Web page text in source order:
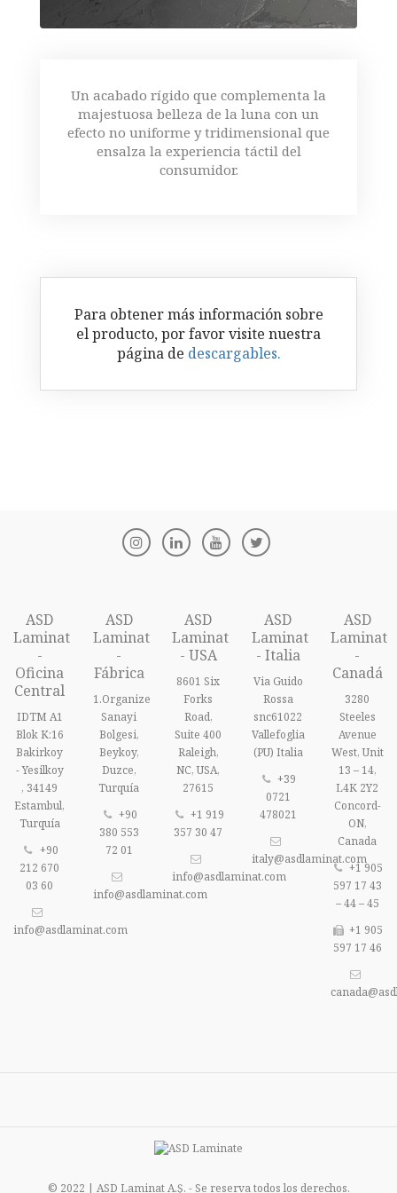
Un acabado rígido que complementa la
majestuosa belleza de la luna con un
efecto no uniforme y tridimensional que
ensalza la experiencia táctil del
consumidor.
Para obtener más información sobre
el producto, por favor visite nuestra
página de descargables.
ASD
Laminat
-
Oficina
Central
IDTM A1
Blok K:16
Bakirkoy
- Yesilkoy
, 34149
Estambul,
Turquía
+90
212 670
03 60
info@asdlaminat.com
ASD
Laminat
-
Fábrica
1.Organize
Sanayi
Bolgesi,
Beykoy,
Duzce,
Turquía
+90
380 553
72 01
info@asdlaminat.com
ASD
Laminat
- USA
8601 Six
Forks
Road,
Suite 400
Raleigh,
NC, USA,
27615
+1 919
357 30 47
info@asdlaminat.com
ASD
Laminat
- Italia
Via Guido
Rossa
snc61022
Vallefoglia
(PU) Italia
+39
0721
478021
italy@asdlaminat.com
ASD
Laminat
-
Canadá
3280
Steeles
Avenue
West, Unit
13 – 14,
L4K 2Y2
Concord-
ON,
Canada
+1 905
597 17 43
– 44 – 45
+1 905
597 17 46
© 2022 | ASD Laminat A.Ş. - Se reserva todos los derechos.